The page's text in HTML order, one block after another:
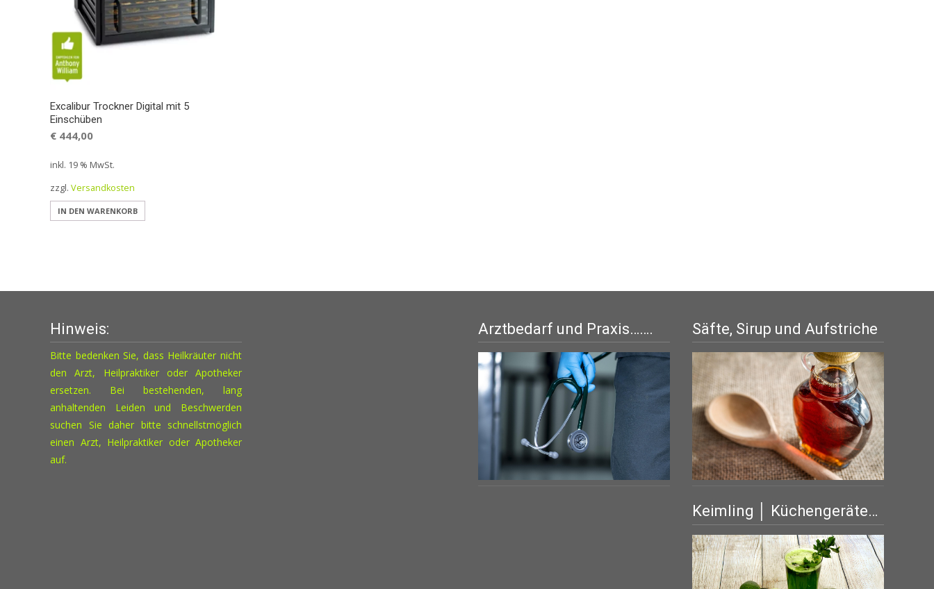
Excalibur Trockner Digital mit 5
Einschüben
€ 444,00
inkl. 19 % MwSt.
zzgl. Versandkosten
IN DEN WARENKORB
Hinweis:
Bitte bedenken Sie, dass Heilkräuter nicht
den Arzt, Heilpraktiker oder Apotheker
ersetzen. Bei bestehenden, lang
anhaltenden Leiden und Beschwerden
suchen Sie daher bitte schnellstmöglich
einen Arzt, Heilpraktiker oder Apotheker
auf.
Arztbedarf und Praxis……. Säfte, Sirup und Aufstriche
Keimling │ Küchengeräte…